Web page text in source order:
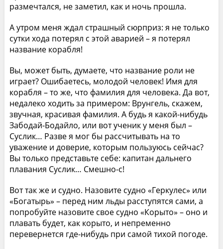
размечтался, не заметил, как и ночь прошла.
А утром меня ждал страшный сюрприз: я не только
сутки хода потерял с этой аварией – я потерял
название корабля!
Вы, может быть, думаете, что название роли не
играет? Ошибаетесь, молодой человек! Имя для
корабля – то же, что фамилия для человека. Да вот,
недалеко ходить за примером: Врунгель, скажем,
звучная, красивая фамилия. А будь я какой-нибудь
Забодай-Бодайло, или вот ученик у меня был –
Суслик… Разве я мог бы рассчитывать на то
уважение и доверие, которым пользуюсь сейчас?
Вы только представьте себе: капитан дальнего
плавания Суслик… Смешно-с!
Вот так же и судно. Назовите судно «Геркулес» или
«Богатырь» – перед ним льды расступятся сами, а
попробуйте назовите свое судно «Корыто» – оно и
плавать будет, как корыто, и непременно
перевернется где-нибудь при самой тихой погоде.